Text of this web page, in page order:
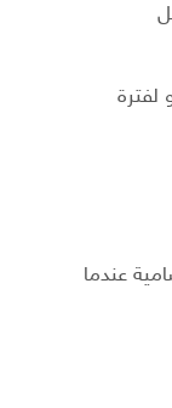
لفترة
عندما